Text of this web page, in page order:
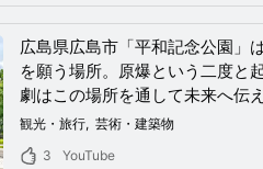
広島県広島市「平和記念公園」
を願う場所。原爆という二度と
劇はこの場所を通して未来へ伝
観光・旅行
芸術・建築物
3
YouTube